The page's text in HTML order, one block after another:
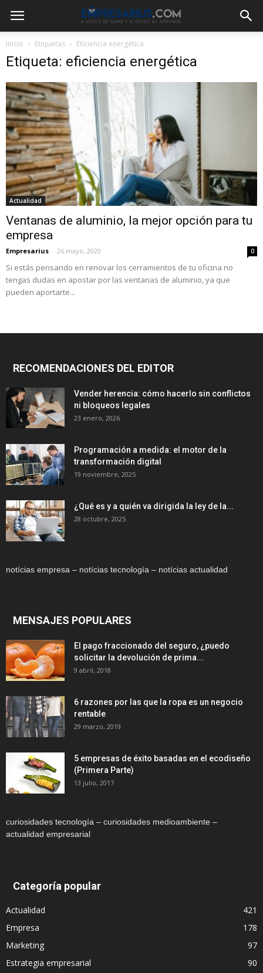
Inicio Etiquetas Eficiencia energética
Etiqueta: eficiencia energética
Actualidad
Ventanas de aluminio, la mejor opción para tu
empresa
Empresarius - 26 mayo, 2020 0
Si estás pensando en renovar los cerramientos de tu oficina no
tengas dudas en apostar por las ventanas de aluminio, ya que
pueden aportarte...
RECOMENDACIONES DEL EDITOR
Vender herencia: cómo hacerlo sin conflictos
ni bloqueos legales
23 enero, 2026
Programación a medida: el motor de la
transformación digital
19 noviembre, 2025
¿Qué es y a quién va dirigida la ley de la...
28 octubre, 2025
notícias empresa – notícias tecnología – notícias actualidad
MENSAJES POPULARES
El pago fraccionado del seguro, ¿puedo
solicitar la devolución de prima...
9 abril, 2018
6 razones por las que la ropa es un negocio
rentable
29 marzo, 2019
5 empresas de éxito basadas en el ecodiseño
(Primera Parte)
13 julio, 2017
curiosidades tecnología – curiosidades medioambiente –
actualidad empresarial
Categoría popular
Actualidad
421
Empresa
178
Marketing
97
Estrategia empresarial
90